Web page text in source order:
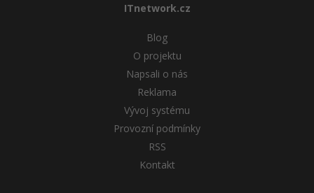
ITnetwork.cz
Blog
O projektu
Napsali o nás
Reklama
Vývoj systému
Provozní podmínky
RSS
Kontakt